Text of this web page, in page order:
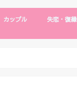
カップル
デート・旅行
遠距離恋愛
年下彼氏
失恋・復縁
復縁・失恋
復縁の裏技